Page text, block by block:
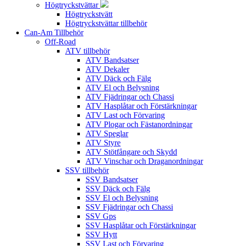
Högtryckstvättar
Högtryckstvätt
Högtryckstvättar tillbehör
Can-Am Tillbehör
Off-Road
ATV tillbehör
ATV Bandsatser
ATV Dekaler
ATV Däck och Fälg
ATV El och Belysning
ATV Fjädringar och Chassi
ATV Hasplåtar och Förstärkningar
ATV Last och Förvaring
ATV Plogar och Fästanordningar
ATV Speglar
ATV Styre
ATV Stötfångare och Skydd
ATV Vinschar och Draganordningar
SSV tillbehör
SSV Bandsatser
SSV Däck och Fälg
SSV El och Belysning
SSV Fjädringar och Chassi
SSV Gps
SSV Hasplåtar och Förstärkningar
SSV Hytt
SSV Last och Förvaring